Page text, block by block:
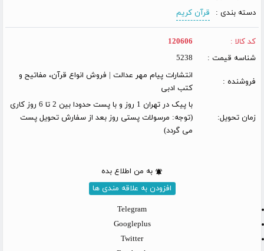
دسته بندی :
قرآن کریم
کد کالا :
120606
شناسه قیمت :
5238
فروشنده :
انتشارات پیام مهر عدالت | فروش انواع قرآن، مفاتیح و
کتب ادبی
زمان تحویل:
با پیک در تهران 1 روز و با پست حدودا بین 2 تا 6 روز کاری
(توجه: مرسولات پستی روز بعد از سفارش تحویل پست
می گردد)
به من اطلاع بده
افزودن به علاقه مندی ها
Telegram
Googleplus
Twitter